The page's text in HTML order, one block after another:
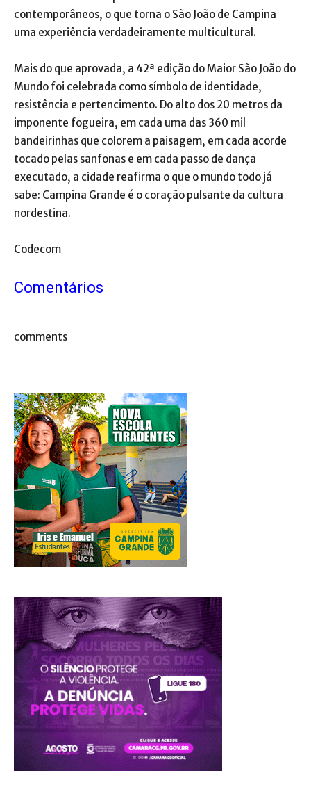
contemporâneos, o que torna o São João de Campina
uma experiência verdadeiramente multicultural.
Mais do que aprovada, a 42ª edição do Maior São João do
Mundo foi celebrada como símbolo de identidade,
resistência e pertencimento. Do alto dos 20 metros da
imponente fogueira, em cada uma das 360 mil
bandeirinhas que colorem a paisagem, em cada acorde
tocado pelas sanfonas e em cada passo de dança
executado, a cidade reafirma o que o mundo todo já
sabe: Campina Grande é o coração pulsante da cultura
nordestina.
Codecom
Comentários
comments